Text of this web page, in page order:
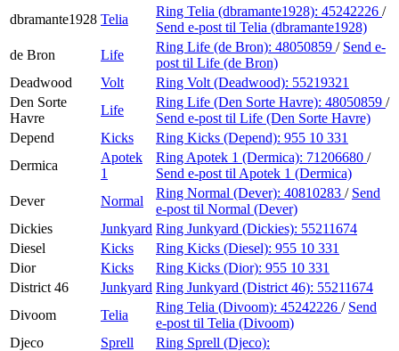
dbramante1928 Telia
Ring Telia (dbramante1928): 45242226 /
Send e-post til Telia (dbramante1928)
de Bron
Life
Ring Life (de Bron): 48050859 / Send e-
post til Life (de Bron)
Deadwood
Volt Ring Volt (Deadwood): 55219321
Den Sorte
Havre
Life
Ring Life (Den Sorte Havre): 48050859 /
Send e-post til Life (Den Sorte Havre)
Depend
Kicks Ring Kicks (Depend): 955 10 331
Dermica
Apotek
1
Ring Apotek 1 (Dermica): 71206680 /
Send e-post til Apotek 1 (Dermica)
Dever
Normal
Ring Normal (Dever): 40810283 / Send
e-post til Normal (Dever)
Dickies
Junkyard Ring Junkyard (Dickies): 55211674
Diesel
Kicks Ring Kicks (Diesel): 955 10 331
Dior
Kicks Ring Kicks (Dior): 955 10 331
District 46
Junkyard Ring Junkyard (District 46): 55211674
Divoom
Telia
Ring Telia (Divoom): 45242226 / Send
e-post til Telia (Divoom)
Djeco
Sprell
Ring Sprell (Djeco):